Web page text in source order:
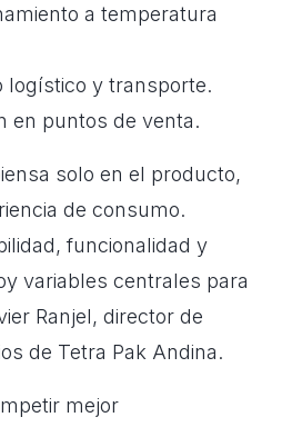
a temperatura
logístico y transporte.
en puntos de venta.
solo en el producto,
de consumo.
funcionalidad y
variables centrales para
Ranjel, director de
de Tetra Pak Andina.
mejor